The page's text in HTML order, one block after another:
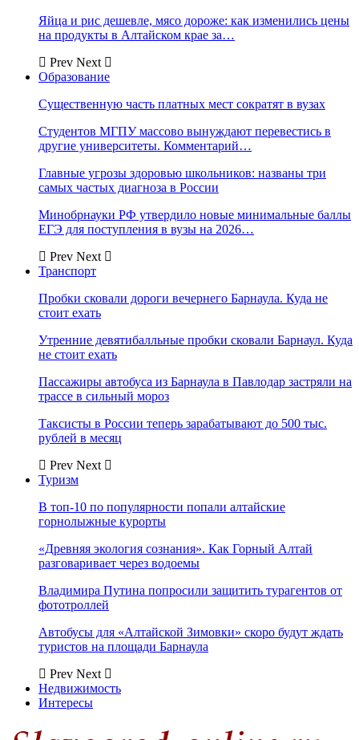
Яйца и рис дешевле, мясо дороже: как изменились цены
на продукты в Алтайском крае за…
Prev Next
Образование
Существенную часть платных мест сократят в вузах
Студентов МГПУ массово вынуждают перевестись в
другие университеты. Комментарий…
Главные угрозы здоровью школьников: названы три
самых частых диагноза в России
Минобрнауки РФ утвердило новые минимальные баллы
ЕГЭ для поступления в вузы на 2026…
Prev Next
Транспорт
Пробки сковали дороги вечернего Барнаула. Куда не
стоит ехать
Утренние девятибалльные пробки сковали Барнаул. Куда
не стоит ехать
Пассажиры автобуса из Барнаула в Павлодар застряли на
трассе в сильный мороз
Таксисты в России теперь зарабатывают до 500 тыс.
рублей в месяц
Prev Next
Туризм
В топ-10 по популярности попали алтайские
горнолыжные курорты
«Древняя экология сознания». Как Горный Алтай
разговаривает через водоемы
Владимира Путина попросили защитить турагентов от
фототроллей
Автобусы для «Алтайской Зимовки» скоро будут ждать
туристов на площади Барнаула
Prev Next
Недвижимость
Интересы